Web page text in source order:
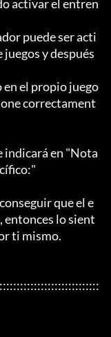
y después
correctament
lo sient
ti mismo.